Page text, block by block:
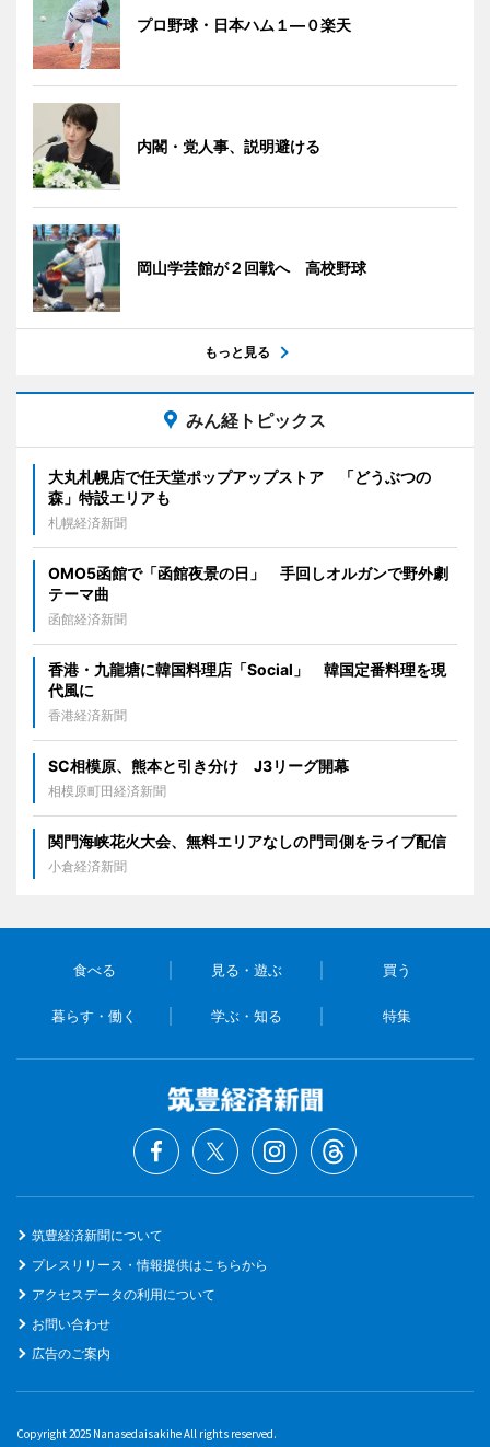
プロ野球・日本ハム１―０楽天
内閣・党人事、説明避ける
岡山学芸館が２回戦へ 高校野球
もっと見る
みん経トピックス
大丸札幌店で任天堂ポップアップストア 「どうぶつの
森」特設エリアも
札幌経済新聞
OMO5函館で「函館夜景の日」 手回しオルガンで野外劇
テーマ曲
函館経済新聞
香港・九龍塘に韓国料理店「Social」 韓国定番料理を現
代風に
香港経済新聞
SC相模原、熊本と引き分け J3リーグ開幕
相模原町田経済新聞
関門海峡花火大会、無料エリアなしの門司側をライブ配信
小倉経済新聞
食べる 見る・遊ぶ 買う
暮らす・働く 学ぶ・知る 特集
筑豊経済新聞について
プレスリリース・情報提供はこちらから
アクセスデータの利用について
お問い合わせ
広告のご案内
Copyright 2025 Nanasedaisakihe All rights reserved.